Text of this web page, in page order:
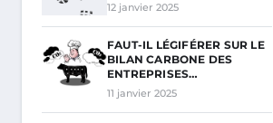
12 janvier 2025
FAUT-IL LÉGIFÉRER SUR LE
BILAN CARBONE DES
ENTREPRISES…
11 janvier 2025